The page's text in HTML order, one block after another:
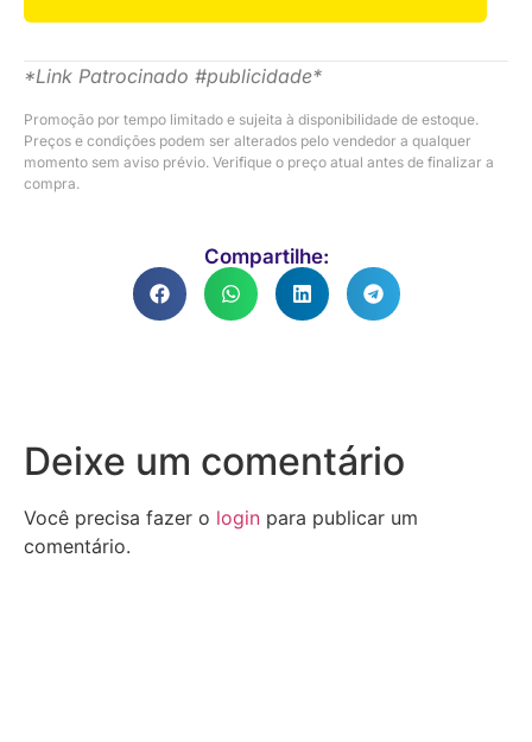
*Link Patrocinado #publicidade*
Promoção por tempo limitado e sujeita à disponibilidade de estoque.
Preços e condições podem ser alterados pelo vendedor a qualquer
momento sem aviso prévio. Verifique o preço atual antes de finalizar a
compra.
Compartilhe:
Deixe um comentário
Você precisa fazer o login para publicar um
comentário.